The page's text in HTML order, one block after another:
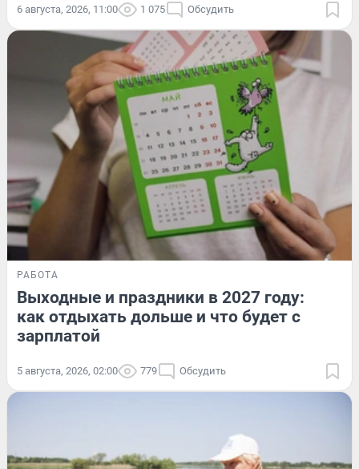
6 августа, 2026, 11:00 1 075 Обсудить
РАБОТА
Выходные и праздники в 2027 году:
как отдыхать дольше и что будет с
зарплатой
5 августа, 2026, 02:00 779 Обсудить